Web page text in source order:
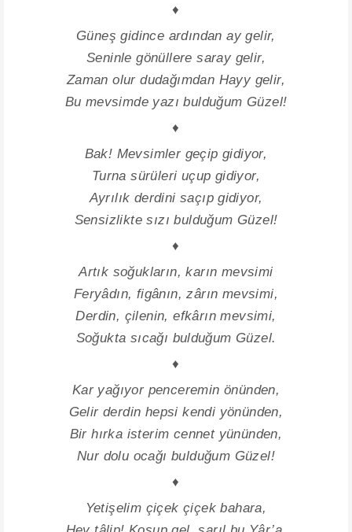
♦
Güneş gidince ardından ay gelir,
Seninle gönüllere saray gelir,
Zaman olur dudağımdan Hayy gelir,
Bu mevsimde yazı bulduğum Güzel!
♦
Bak! Mevsimler geçip gidiyor,
Turna sürüleri uçup gidiyor,
Ayrılık derdini saçıp gidiyor,
Sensizlikte sızı bulduğum Güzel!
♦
Artık soğukların, karın mevsimi
Feryâdın, figânın, zârın mevsimi,
Derdin, çilenin, efkârın mevsimi,
Soğukta sıcağı bulduğum Güzel.
♦
Kar yağıyor penceremin önünden,
Gelir derdin hepsi kendi yönünden,
Bir hırka isterim cennet yününden,
Nur dolu ocağı bulduğum Güzel!
♦
Yetişelim çiçek çiçek bahara,